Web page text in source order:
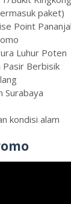
paket)
Point
Luhur Poten
Pasir Berbisik
Surabaya
kondisi alam